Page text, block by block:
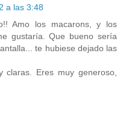
a las 3:48
Amo los macarons, y los
gustaría. Que bueno sería
te hubiese dejado las
claras. Eres muy generoso,